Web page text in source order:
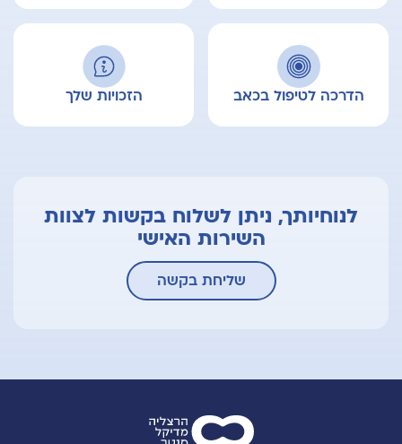
הדרכה לטיפול בכאב הזכויות שלך
לנוחיותך, ניתן לשלוח בקשות לצוות
השירות האישי
שליחת בקשה